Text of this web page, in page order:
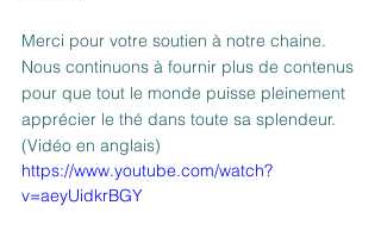
Merci pour votre soutien à notre chaine.
Nous continuons à fournir plus de contenus
pour que tout le monde puisse pleinement
apprécier le thé dans toute sa splendeur.
(Vidéo en anglais)
https://www.youtube.com/watch?
v=aeyUidkrBGY